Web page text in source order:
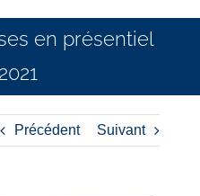
en présentiel
Précédent Suivant